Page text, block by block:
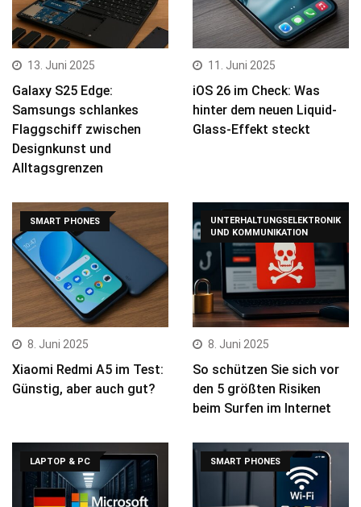
13. Juni 2025
Galaxy S25 Edge:
Samsungs schlankes
Flaggschiff zwischen
Designkunst und
Alltagsgrenzen
11. Juni 2025
iOS 26 im Check: Was
hinter dem neuen Liquid-
Glass-Effekt steckt
SMART PHONES
8. Juni 2025
Xiaomi Redmi A5 im Test:
Günstig, aber auch gut?
UNTERHALTUNGSELEKTRONIK
UND KOMMUNIKATION
8. Juni 2025
So schützen Sie sich vor
den 5 größten Risiken
beim Surfen im Internet
LAPTOP & PC SMART PHONES